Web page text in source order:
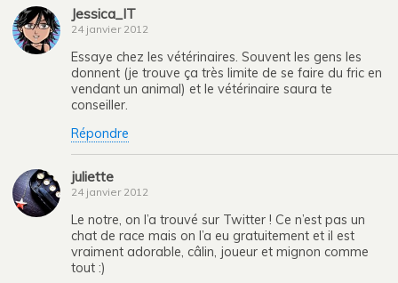
Jessica_IT
24 janvier 2012
Essaye chez les vétérinaires. Souvent les gens les
donnent (je trouve ça très limite de se faire du fric en
vendant un animal) et le vétérinaire saura te
conseiller.
Répondre
juliette
24 janvier 2012
Le notre, on l’a trouvé sur Twitter ! Ce n’est pas un
chat de race mais on l’a eu gratuitement et il est
vraiment adorable, câlin, joueur et mignon comme
tout :)